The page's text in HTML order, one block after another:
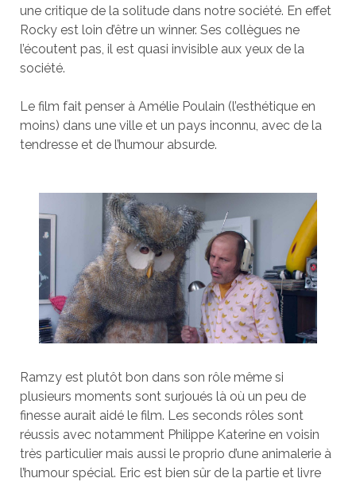
une critique de la solitude dans notre société. En effet
Rocky est loin d’être un winner. Ses collègues ne
l’écoutent pas, il est quasi invisible aux yeux de la
société.
Le film fait penser à Amélie Poulain (l’esthétique en
moins) dans une ville et un pays inconnu, avec de la
tendresse et de l’humour absurde.
Ramzy est plutôt bon dans son rôle même si
plusieurs moments sont surjoués là où un peu de
finesse aurait aidé le film. Les seconds rôles sont
réussis avec notamment Philippe Katerine en voisin
très particulier mais aussi le proprio d’une animalerie à
l’humour spécial. Eric est bien sûr de la partie et livre